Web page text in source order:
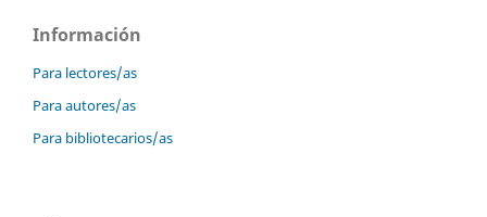
Información
Para lectores/as
Para autores/as
Para bibliotecarios/as